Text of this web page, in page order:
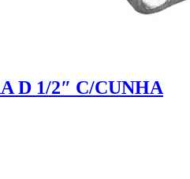
D 1/2″ C/CUNHA